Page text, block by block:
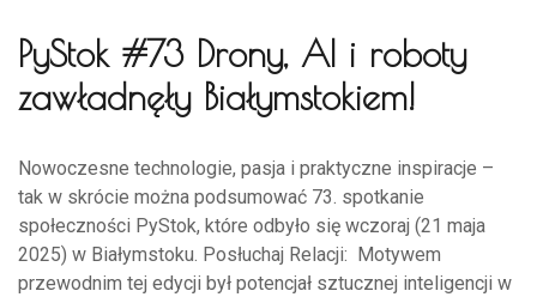
PyStok #73 Drony, AI i roboty
zawładnęły Białymstokiem!
Nowoczesne technologie, pasja i praktyczne inspiracje –
tak w skrócie można podsumować 73. spotkanie
społeczności PyStok, które odbyło się wczoraj (21 maja
2025) w Białymstoku. Posłuchaj Relacji: Motywem
przewodnim tej edycji był potencjał sztucznej inteligencji w